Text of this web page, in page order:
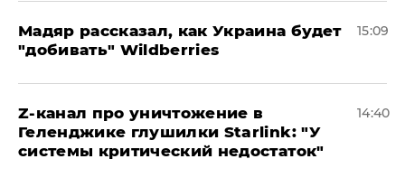
Мадяр рассказал, как Украина будет
"добивать" Wildberries
15:09
Z-канал про уничтожение в
Геленджике глушилки Starlink: "У
системы критический недостаток"
14:40